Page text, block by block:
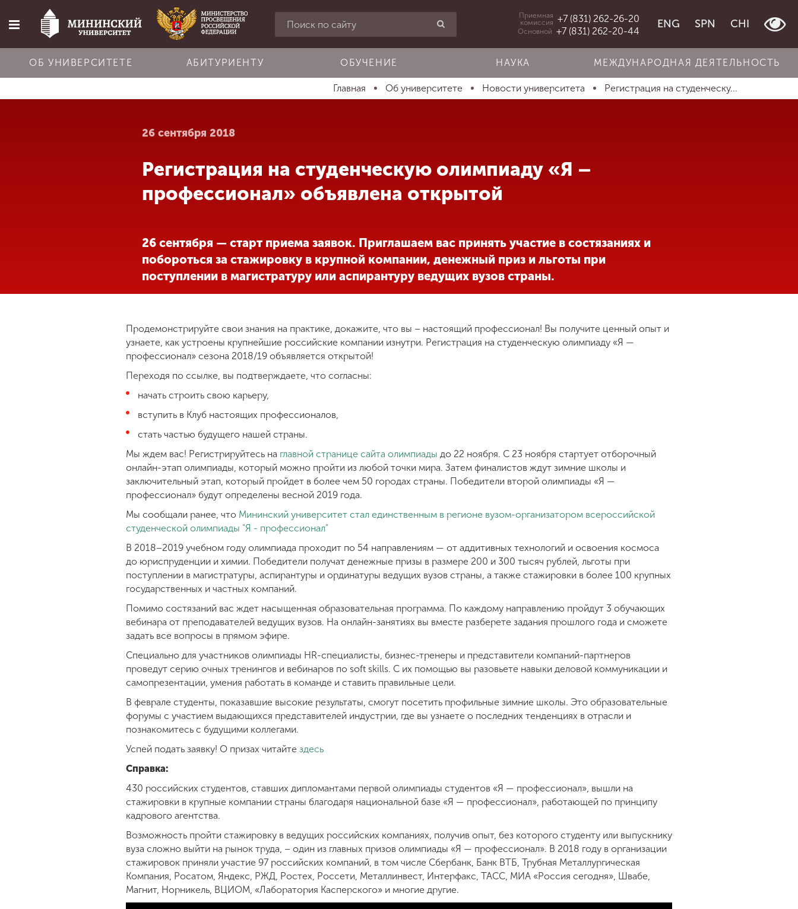
Главная
Приемная
комиссия +7 (831) 262-26-20
Основной +7 (831) 262-20-44
ENG SPN CHI
ОБ УНИВЕРСИТЕТЕ АБИТУРИЕНТУ ОБУЧЕНИЕ НАУКА МЕЖДУНАРОДНАЯ ДЕЯТЕЛЬНОСТЬ
Главная Об университете Новости университета Регистрация на студенческу...
26 сентября 2018
Регистрация на студенческую олимпиаду «Я –
профессионал» объявлена открытой
26 сентября — старт приема заявок. Приглашаем вас принять участие в состязаниях и
побороться за стажировку в крупной компании, денежный приз и льготы при
поступлении в магистратуру или аспирантуру ведущих вузов страны.
Продемонстрируйте свои знания на практике, докажите, что вы – настоящий профессионал! Вы получите ценный опыт и
узнаете, как устроены крупнейшие российские компании изнутри. Регистрация на студенческую олимпиаду «Я —
профессионал» сезона 2018/19 объявляется открытой!
Переходя по ссылке, вы подтверждаете, что согласны:
начать строить свою карьеру,
вступить в Клуб настоящих профессионалов,
стать частью будущего нашей страны.
Мы ждем вас! Регистрируйтесь на главной странице сайта олимпиады до 22 ноября. С 23 ноября стартует отборочный
онлайн-этап олимпиады, который можно пройти из любой точки мира. Затем финалистов ждут зимние школы и
заключительный этап, который пройдет в более чем 50 городах страны. Победители второй олимпиады «Я —
профессионал» будут определены весной 2019 года.
Мы сообщали ранее, что Мининский университет стал единственным в регионе вузом-организатором всероссийской
студенческой олимпиады "Я - профессионал"
В 2018–2019 учебном году олимпиада проходит по 54 направлениям — от аддитивных технологий и освоения космоса
до юриспруденции и химии. Победители получат денежные призы в размере 200 и 300 тысяч рублей, льготы при
поступлении в магистратуры, аспирантуры и ординатуры ведущих вузов страны, а также стажировки в более 100 крупных
государственных и частных компаний.
Помимо состязаний вас ждет насыщенная образовательная программа. По каждому направлению пройдут 3 обучающих
вебинара от преподавателей ведущих вузов. На онлайн-занятиях вы вместе разберете задания прошлого года и сможете
задать все вопросы в прямом эфире.
Специально для участников олимпиады HR-специалисты, бизнес-тренеры и представители компаний-партнеров
проведут серию очных тренингов и вебинаров по soft skills. С их помощью вы разовьете навыки деловой коммуникации и
самопрезентации, умения работать в команде и ставить правильные цели.
В феврале студенты, показавшие высокие результаты, смогут посетить профильные зимние школы. Это образовательные
форумы с участием выдающихся представителей индустрии, где вы узнаете о последних тенденциях в отрасли и
познакомитесь с будущими коллегами.
Успей подать заявку! О призах читайте здесь
Справка:
430 российских студентов, ставших дипломантами первой олимпиады студентов «Я — профессионал», вышли на
стажировки в крупные компании страны благодаря национальной базе «Я — профессионал», работающей по принципу
кадрового агентства.
Возможность пройти стажировку в ведущих российских компаниях, получив опыт, без которого студенту или выпускнику
вуза сложно выйти на рынок труда, – один из главных призов олимпиады «Я — профессионал». В 2018 году в организации
стажировок приняли участие 97 российских компаний, в том числе Сбербанк, Банк ВТБ, Трубная Металлургическая
Компания, Росатом, Яндекс, РЖД, Ростех, Россети, Металлинвест, Интерфакс, ТАСС, МИА «Россия сегодня», Швабе,
Магнит, Норникель, ВЦИОМ, «Лаборатория Касперского» и многие другие.